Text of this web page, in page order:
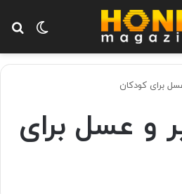
تغییر
برای کودکان
و عسل برای